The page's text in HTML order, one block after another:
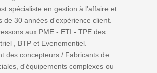
spécialiste en gestion à l'affaire et
de 30 années d'expérience client.
aux PME - ETI - TPE des
, BTP et Evenementiel.
des concepteurs / Fabricants de
d'équipements complexes ou